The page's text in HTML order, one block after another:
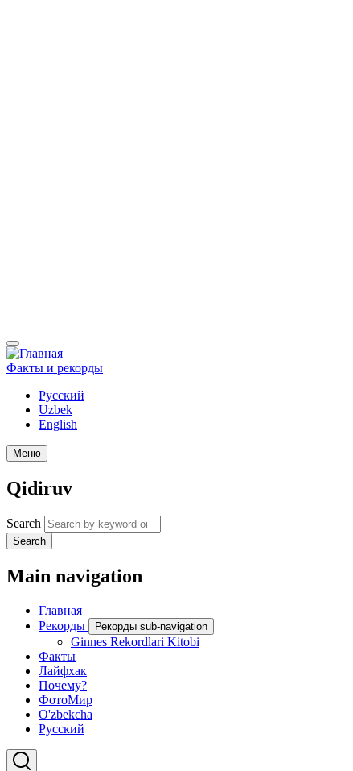
Факты и рекорды
Русский
Uzbek
English
Меню
Qidiruv
Search
Search
Main navigation
Главная
Рекорды
Рекорды sub-navigation
Ginnes Rekordlari Kitobi
Факты
Лайфхак
Почему?
ФотоМир
O'zbekcha
Русский